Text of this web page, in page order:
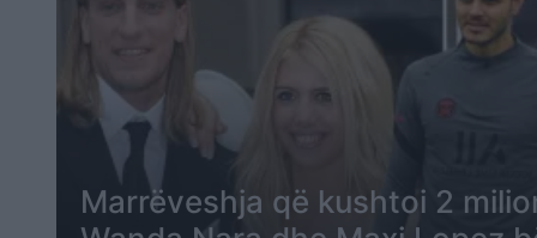
Marrëveshja që kushtoi 2